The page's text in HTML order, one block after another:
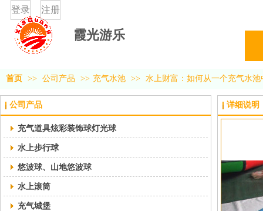
登录 注册
霞光游乐
首页 >> 公司产品 >> 充气水池 >> 水上财富：如何从一个充气水
公司产品
充气道具炫彩装饰球灯光球
水上步行球
悠波球、山地悠波球
水上滚筒
充气城堡
详细说明